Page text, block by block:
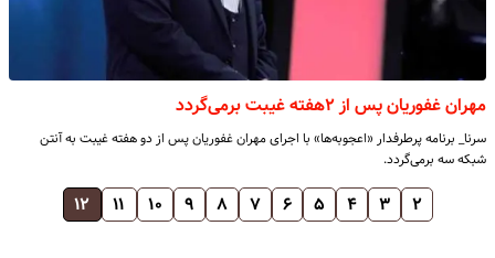
مهران غفوریان پس از ۲هفته غیبت برمی‌گردد
سرنا_ برنامه پرطرفدار «اعجوبه‌ها» با اجرای مهران غفوریان پس از دو هفته غیبت به آنتن
شبکه سه برمی‌گردد.
۲ ۳ ۴ ۵ ۶ ۷ ۸ ۹ ۱۰ ۱۱ ۱۲